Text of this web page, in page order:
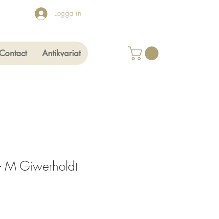
Logga in
Antikvariat
M Giwerholdt